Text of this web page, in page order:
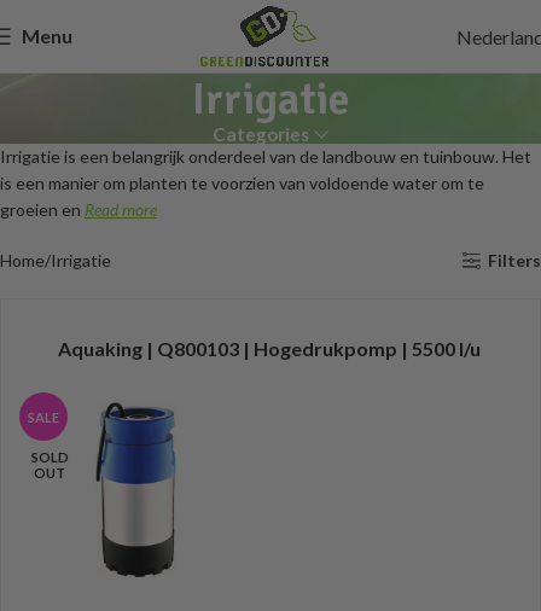
Menu
Irrigatie
Categories
Irrigatie is een belangrijk onderdeel van de landbouw en tuinbouw. Het
is een manier om planten te voorzien van voldoende water om te
groeien en Read more
Home Irrigatie Filters
Aquaking | Q800103 | Hogedrukpomp | 5500 l/u
SALE
SOLD
OUT